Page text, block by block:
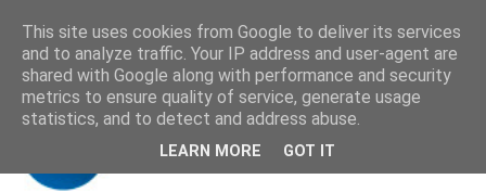
This site uses cookies from Google to deliver its services
and to analyze traffic. Your IP address and user-agent are
shared with Google along with performance and security
metrics to ensure quality of service, generate usage
statistics, and to detect and address abuse.
LEARN MORE GOT IT